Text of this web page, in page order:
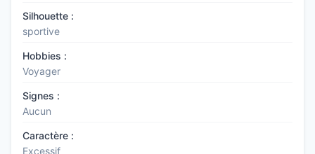
Silhouette :
sportive
Hobbies :
Voyager
Signes :
Aucun
Caractère :
Excessif